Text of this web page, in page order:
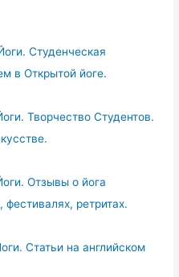
Студенческая
в Открытой йоге.
Творчество Студентов.
Отзывы о йога
фестивалях, ретритах.
Статьи на английском